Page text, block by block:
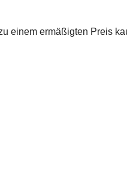
einem ermäßigten Preis